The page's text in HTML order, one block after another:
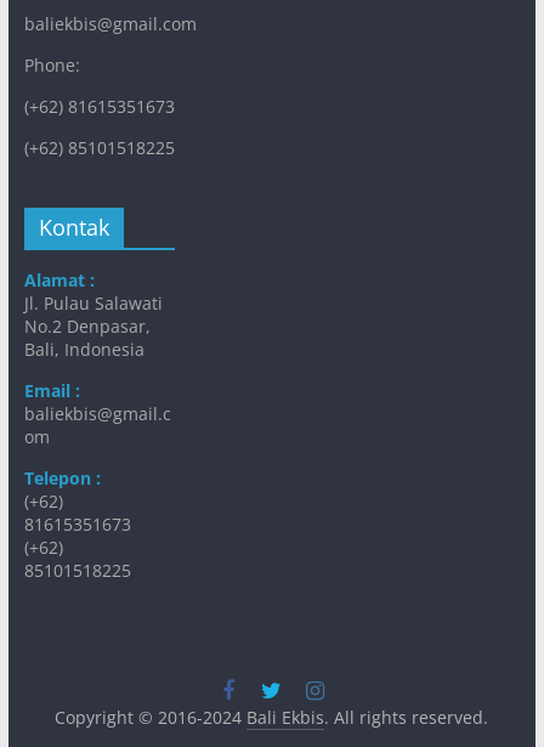
baliekbis@gmail.com
Phone:
(+62) 81615351673
(+62) 85101518225
Kontak
Alamat :
Jl. Pulau Salawati
No.2 Denpasar,
Bali, Indonesia
Email :
baliekbis@gmail.c
om
Telepon :
(+62)
81615351673
(+62)
85101518225
Copyright © 2016-2024 Bali Ekbis. All rights reserved.